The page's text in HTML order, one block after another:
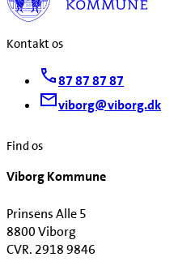
Kontakt os
87 87 87 87
viborg@viborg.dk
Find os
Viborg Kommune
Prinsens Alle 5
8800 Viborg
CVR. 2918 9846